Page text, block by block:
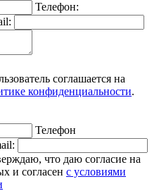
Телефон:
соглашается на
конфиденциальности.
Телефон
что даю согласие на
и согласен с условиями